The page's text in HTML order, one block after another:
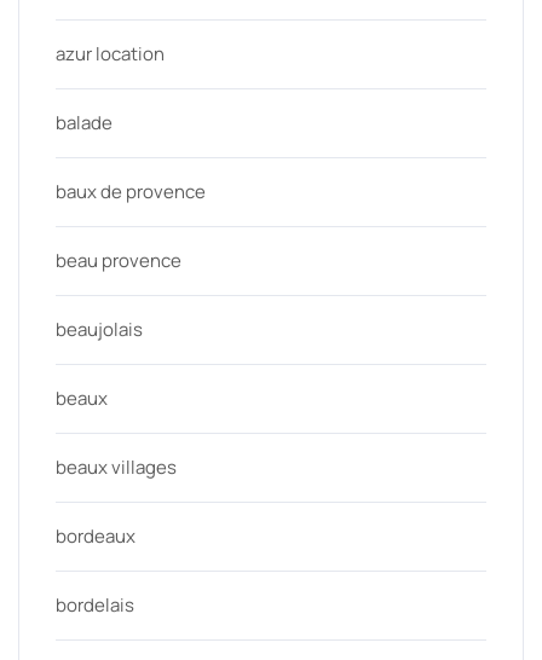
azur location
balade
baux de provence
beau provence
beaujolais
beaux
beaux villages
bordeaux
bordelais